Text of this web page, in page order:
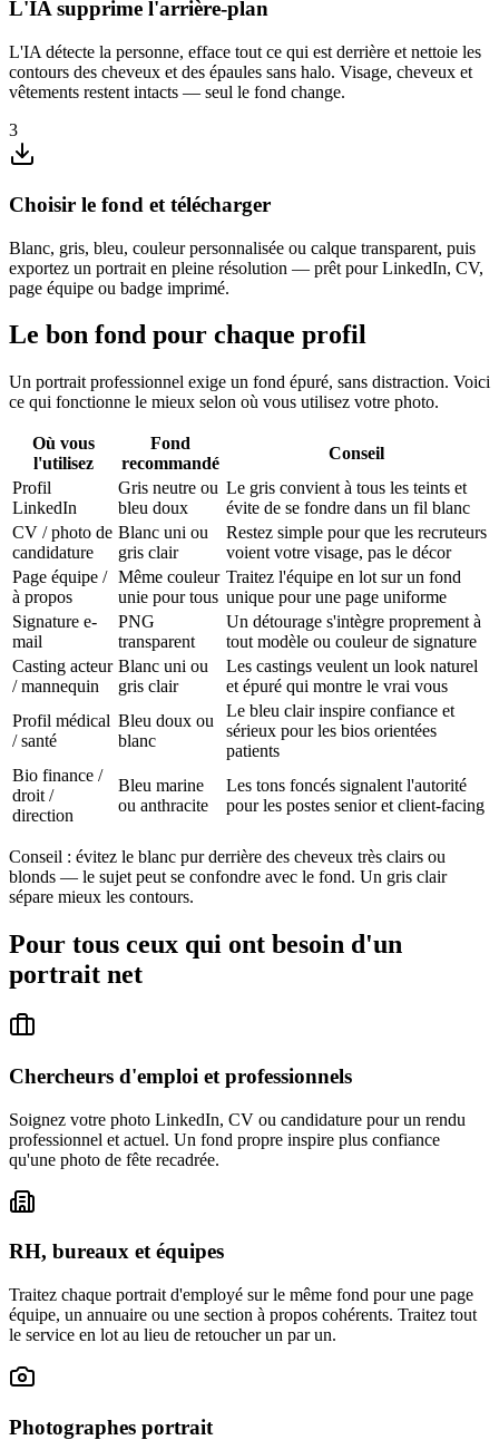
L'IA supprime l'arrière-plan
L'IA détecte la personne, efface tout ce qui est derrière et nettoie les
contours des cheveux et des épaules sans halo. Visage, cheveux et
vêtements restent intacts — seul le fond change.
3
Choisir le fond et télécharger
Blanc, gris, bleu, couleur personnalisée ou calque transparent, puis
exportez un portrait en pleine résolution — prêt pour LinkedIn, CV,
page équipe ou badge imprimé.
Le bon fond pour chaque profil
Un portrait professionnel exige un fond épuré, sans distraction. Voici
ce qui fonctionne le mieux selon où vous utilisez votre photo.
Où vous
l'utilisez
Fond
recommandé
Conseil
Profil
LinkedIn
Gris neutre ou
bleu doux
Le gris convient à tous les teints et
évite de se fondre dans un fil blanc
CV / photo de
candidature
Blanc uni ou
gris clair
Restez simple pour que les recruteurs
voient votre visage, pas le décor
Page équipe /
à propos
Même couleur
unie pour tous
Traitez l'équipe en lot sur un fond
unique pour une page uniforme
Signature e-
mail
PNG
transparent
Un détourage s'intègre proprement à
tout modèle ou couleur de signature
Casting acteur
/ mannequin
Blanc uni ou
gris clair
Les castings veulent un look naturel
et épuré qui montre le vrai vous
Profil médical
/ santé
Bleu doux ou
blanc
Le bleu clair inspire confiance et
sérieux pour les bios orientées
patients
Bio finance /
droit /
direction
Bleu marine
ou anthracite
Les tons foncés signalent l'autorité
pour les postes senior et client-facing
Conseil : évitez le blanc pur derrière des cheveux très clairs ou
blonds — le sujet peut se confondre avec le fond. Un gris clair
sépare mieux les contours.
Pour tous ceux qui ont besoin d'un
portrait net
Chercheurs d'emploi et professionnels
Soignez votre photo LinkedIn, CV ou candidature pour un rendu
professionnel et actuel. Un fond propre inspire plus confiance
qu'une photo de fête recadrée.
RH, bureaux et équipes
Traitez chaque portrait d'employé sur le même fond pour une page
équipe, un annuaire ou une section à propos cohérents. Traitez tout
le service en lot au lieu de retoucher un par un.
Photographes portrait